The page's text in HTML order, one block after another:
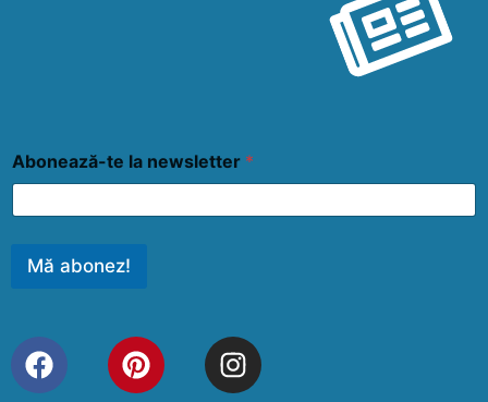
Abonează-te la newsletter *
Mă abonez!